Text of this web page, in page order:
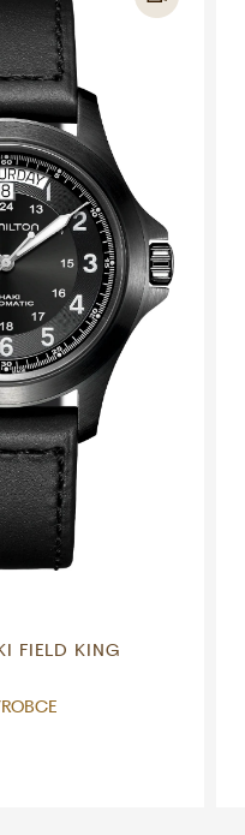
FIELD KING